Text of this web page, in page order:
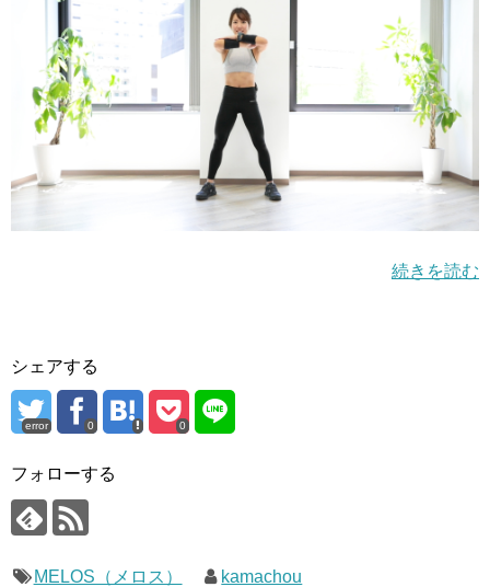
続きを読む
シェアする
error 0 0
フォローする
MELOS（メロス） kamachou